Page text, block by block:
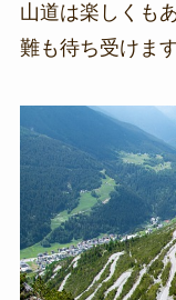
山道は楽しくも
難も待ち受けます